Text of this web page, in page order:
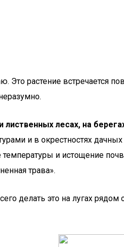
растение встречается
лесах, на
и в окрестностях
и истощение
трава».
делать это на лугах